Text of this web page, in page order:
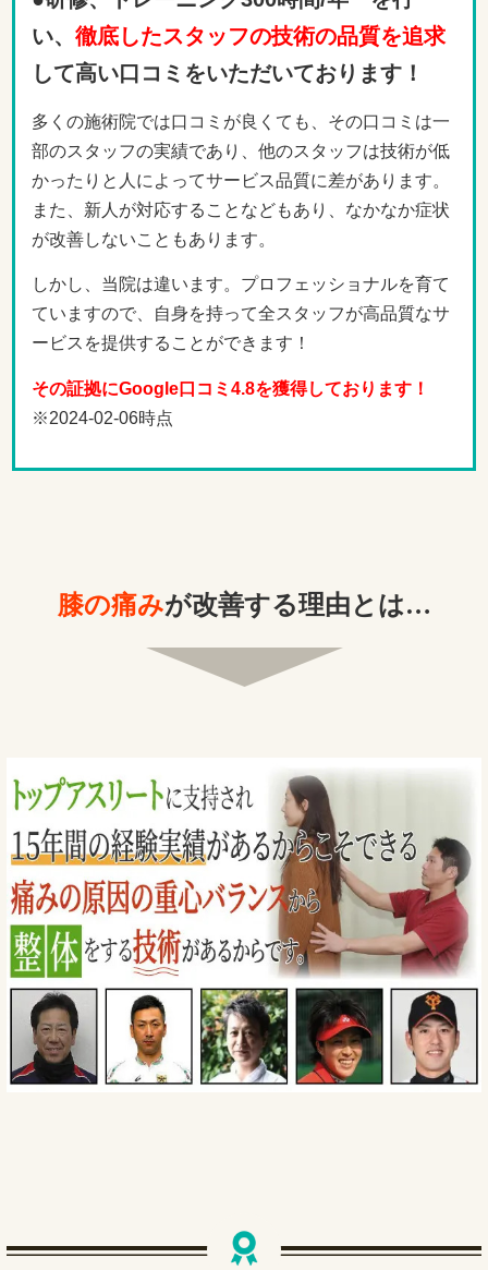
い、 徹底したスタッフの技術の品質を追求
して高い口コミをいただいております！
多くの施術院では口コミが良くても、その口コミは一
部のスタッフの実績であり、他のスタッフは技術が低
かったりと人によってサービス品質に差があります。
また、新人が対応することなどもあり、なかなか症状
が改善しないこともあります。
しかし、当院は違います。プロフェッショナルを育て
ていますので、自身を持って全スタッフが高品質なサ
ービスを提供することができます！
その証拠にGoogle口コミ4.8を獲得しております！
※2024-02-06時点
膝の痛みが改善する理由とは…